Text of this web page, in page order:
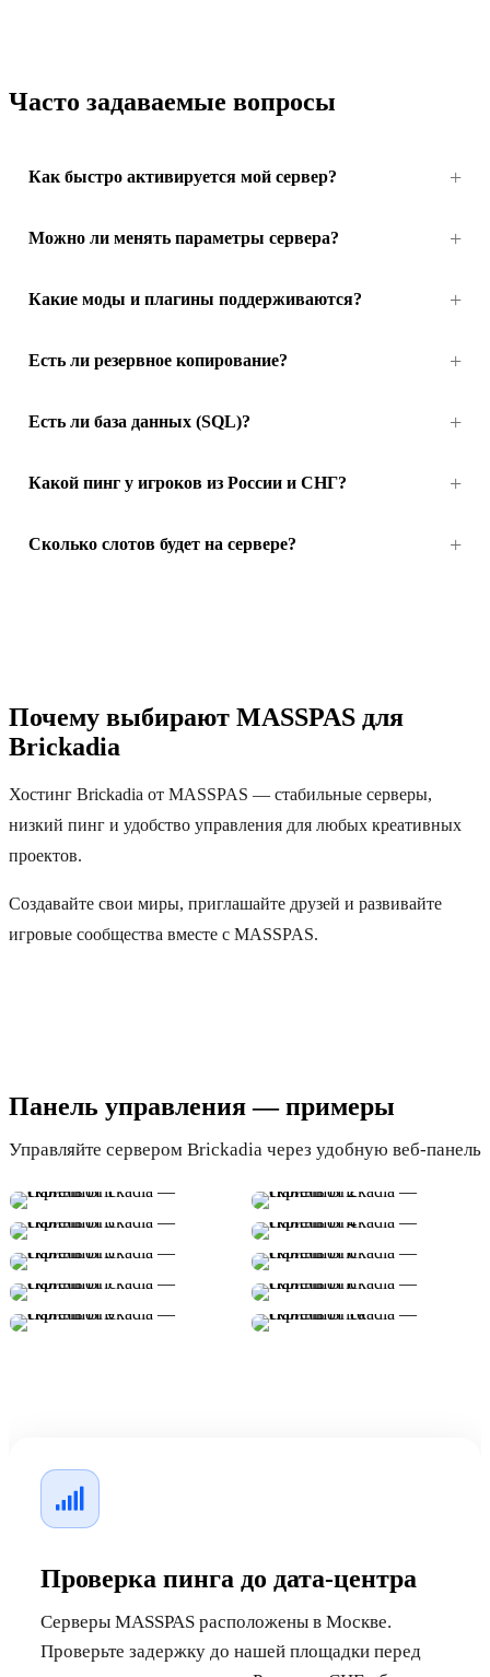
Часто задаваемые вопросы
Как быстро активируется мой сервер?
Можно ли менять параметры сервера?
Какие моды и плагины поддерживаются?
Есть ли резервное копирование?
Есть ли база данных (SQL)?
Какой пинг у игроков из России и СНГ?
Сколько слотов будет на сервере?
Почему выбирают MASSPAS для
Brickadia
Хостинг Brickadia от MASSPAS — стабильные серверы,
низкий пинг и удобство управления для любых креативных
проектов.
Создавайте свои миры, приглашайте друзей и развивайте
игровые сообщества вместе с MASSPAS.
Панель управления — примеры
Управляйте сервером Brickadia через удобную веб-панель
Проверка пинга до дата-центра
Серверы MASSPAS расположены в Москве.
Проверьте задержку до нашей площадки перед